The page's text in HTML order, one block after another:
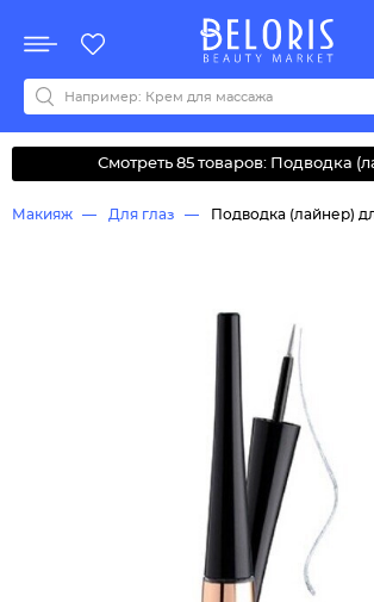
Акции
Все бренды
0-9ABCDEFGHIJKLMNOPQRSTUVWYZАБВД
Смотреть 85 товаров: Подводка
Макияж Для глаз Подводка (лайнер)